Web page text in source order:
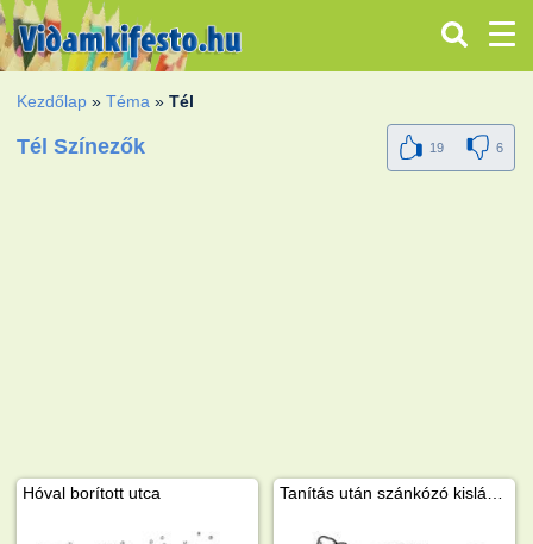
Kezdőlap »Téma »Tél
Tél Színezők 19 6
Hóval borított utca